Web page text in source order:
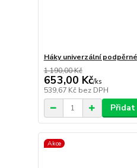
Háky univerzální
1 190,00 Kč
653,00 Kč/ks
539,67 Kč bez DPH
Akce